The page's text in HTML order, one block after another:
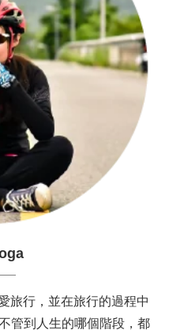
旅行，並在旅行的過程中
管到人生的哪個階段，都